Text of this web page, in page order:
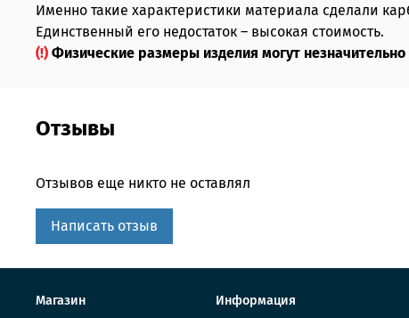
Именно такие характеристики материала сделали
Единственный его недостаток – высокая стоимость.
(!) Физические размеры изделия могут
Отзывы
Отзывов еще никто не оставлял
Написать отзыв
Магазин Информация